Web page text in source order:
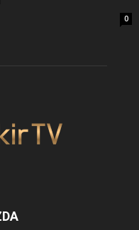
0